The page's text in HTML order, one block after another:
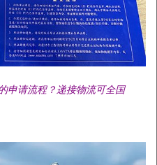
申请流程？递接物流可全国